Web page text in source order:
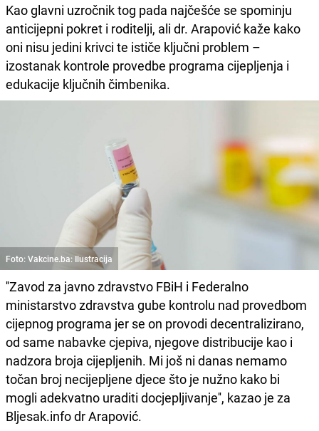
Kao glavni uzročnik tog pada najčešće se spominju
anticijepni pokret i roditelji, ali dr. Arapović kaže kako
oni nisu jedini krivci te ističe ključni problem –
izostanak kontrole provedbe programa cijepljenja i
edukacije ključnih čimbenika.
Foto: Vakcine.ba: Ilustracija
''Zavod za javno zdravstvo FBiH i Federalno
ministarstvo zdravstva gube kontrolu nad provedbom
cijepnog programa jer se on provodi decentralizirano,
od same nabavke cjepiva, njegove distribucije kao i
nadzora broja cijepljenih. Mi još ni danas nemamo
točan broj necijepljene djece što je nužno kako bi
mogli adekvatno uraditi docjepljivanje'', kazao je za
Bljesak.info dr Arapović.